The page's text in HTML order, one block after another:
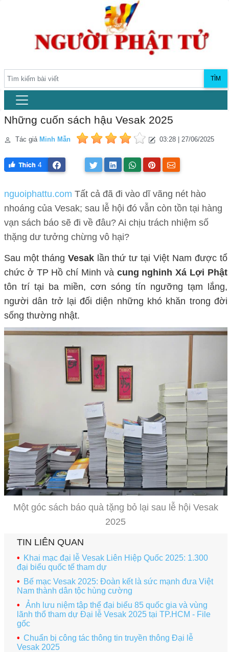
TÌM
Những cuốn sách hậu Vesak 2025
Tác giả Minh Mẫn 03:28 | 27/06/2025
4
nguoiphattu.com Tất cả đã đi vào dĩ vãng nét hào
nhoáng của Vesak; sau lễ hội đó vẫn còn tồn tại hàng
vạn sách báo sẽ đi về đâu? Ai chịu trách nhiệm số
thặng dư tưởng chừng vô hại?
Sau một tháng Vesak lần thứ tư tại Việt Nam được tổ
chức ở TP Hồ chí Minh và cung nghinh Xá Lợi Phật
tôn trí tại ba miền, cơn sóng tín ngưỡng tạm lắng,
người dân trở lại đối diện những khó khăn trong đời
sống thường nhật.
Một góc sách báo quà tặng bỏ lại sau lễ hội Vesak
2025
TIN LIÊN QUAN
Khai mạc đại lễ Vesak Liên Hiệp Quốc 2025: 1.300
đại biểu quốc tế tham dự
Bế mạc Vesak 2025: Đoàn kết là sức mạnh đưa Việt
Nam thành dân tộc hùng cường
Ảnh lưu niệm tập thể đại biểu 85 quốc gia và vùng
lãnh thổ tham dự Đại lễ Vesak 2025 tại TP.HCM - File
gốc
Chuẩn bị công tác thông tin truyền thông Đại lễ
Vesak 2025